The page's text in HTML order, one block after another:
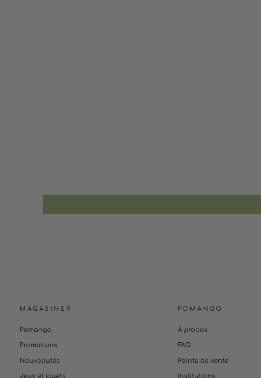
MAGASINER
Pomango
Promotions
Nouveautés
Jeux et jouets
POMANGO
À propos
FAQ
Points de vente
Institutions